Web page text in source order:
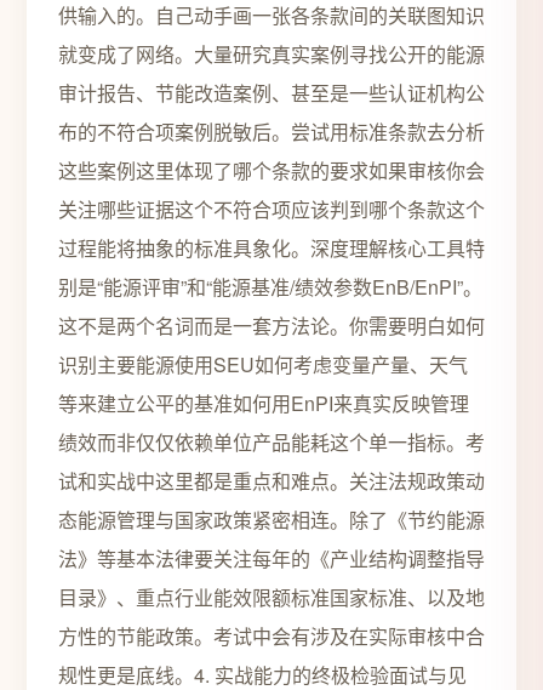
供输入的。自己动手画一张各条款间的关联图知识
就变成了网络。大量研究真实案例寻找公开的能源
审计报告、节能改造案例、甚至是一些认证机构公
布的不符合项案例脱敏后。尝试用标准条款去分析
这些案例这里体现了哪个条款的要求如果审核你会
关注哪些证据这个不符合项应该判到哪个条款这个
过程能将抽象的标准具象化。深度理解核心工具特
别是“能源评审”和“能源基准/绩效参数EnB/EnPI”。
这不是两个名词而是一套方法论。你需要明白如何
识别主要能源使用SEU如何考虑变量产量、天气
等来建立公平的基准如何用EnPI来真实反映管理
绩效而非仅仅依赖单位产品能耗这个单一指标。考
试和实战中这里都是重点和难点。关注法规政策动
态能源管理与国家政策紧密相连。除了《节约能源
法》等基本法律要关注每年的《产业结构调整指导
目录》、重点行业能效限额标准国家标准、以及地
方性的节能政策。考试中会有涉及在实际审核中合
规性更是底线。4. 实战能力的终极检验面试与见